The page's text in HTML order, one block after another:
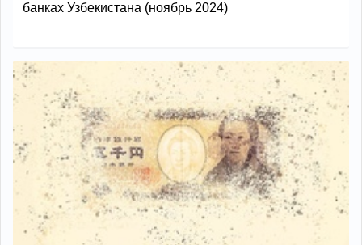
банках Узбекистана (ноябрь 2024)